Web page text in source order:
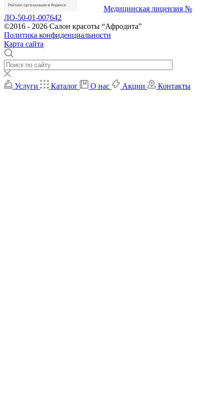
Медицинская лицензия №
ЛО-50-01-007642
©2016 - 2026 Салон красоты “Афродита”
Политика конфиденциальности
Карта сайта
Услуги Каталог О нас Акции Контакты